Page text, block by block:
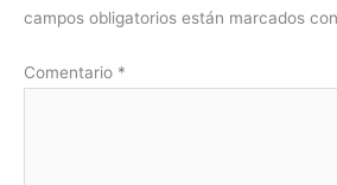
campos obligatorios están marcados con
Comentario *